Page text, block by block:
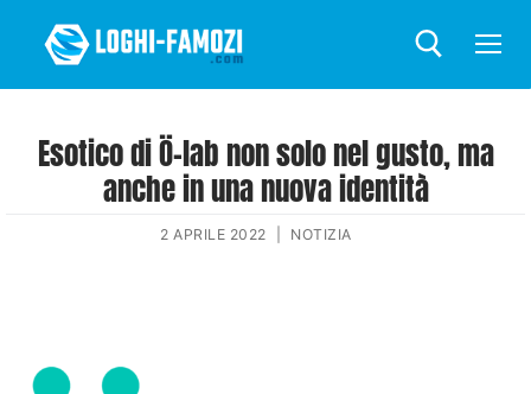
Esotico di Ö-lab non solo nel gusto, ma
anche in una nuova identità
2 APRILE 2022 NOTIZIA